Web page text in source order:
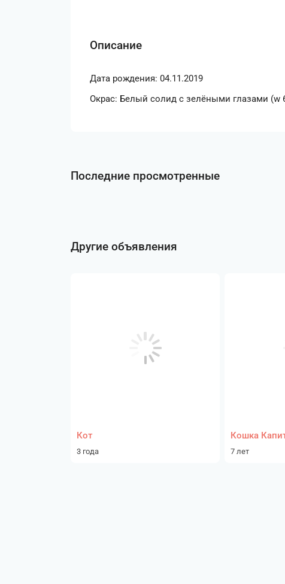
Описание
Дата рождения: 04.11.2019
Окрас: Белый солид с зелёными глазами (w
Последние просмотренные
Другие объявления
Кот
3 года
Кошка
7 лет